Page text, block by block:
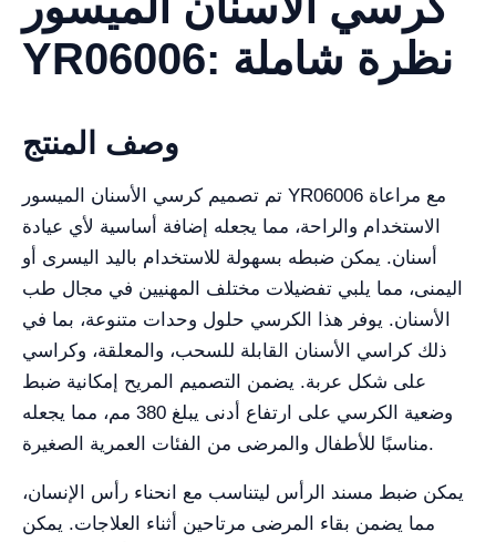
YR06006: نظرة شاملة
وصف المنتج
تم تصميم كرسي الأسنان الميسور YR06006 مع مراعاة
الاستخدام والراحة، مما يجعله إضافة أساسية لأي عيادة
أسنان. يمكن ضبطه بسهولة للاستخدام باليد اليسرى أو
اليمنى، مما يلبي تفضيلات مختلف المهنيين في مجال طب
الأسنان. يوفر هذا الكرسي حلول وحدات متنوعة، بما في
ذلك كراسي الأسنان القابلة للسحب، والمعلقة، وكراسي
على شكل عربة. يضمن التصميم المريح إمكانية ضبط
وضعية الكرسي على ارتفاع أدنى يبلغ 380 مم، مما يجعله
مناسبًا للأطفال والمرضى من الفئات العمرية الصغيرة.
يمكن ضبط مسند الرأس ليتناسب مع انحناء رأس الإنسان،
مما يضمن بقاء المرضى مرتاحين أثناء العلاجات. يمكن